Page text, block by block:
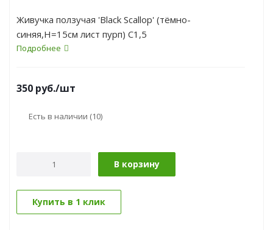
Живучка ползучая 'Black Scallop' (тёмно-
синяя,Н=15см лист пурп) С1,5
Подробнее
350 руб./шт
Есть в наличии (10)
В корзину
Купить в 1 клик